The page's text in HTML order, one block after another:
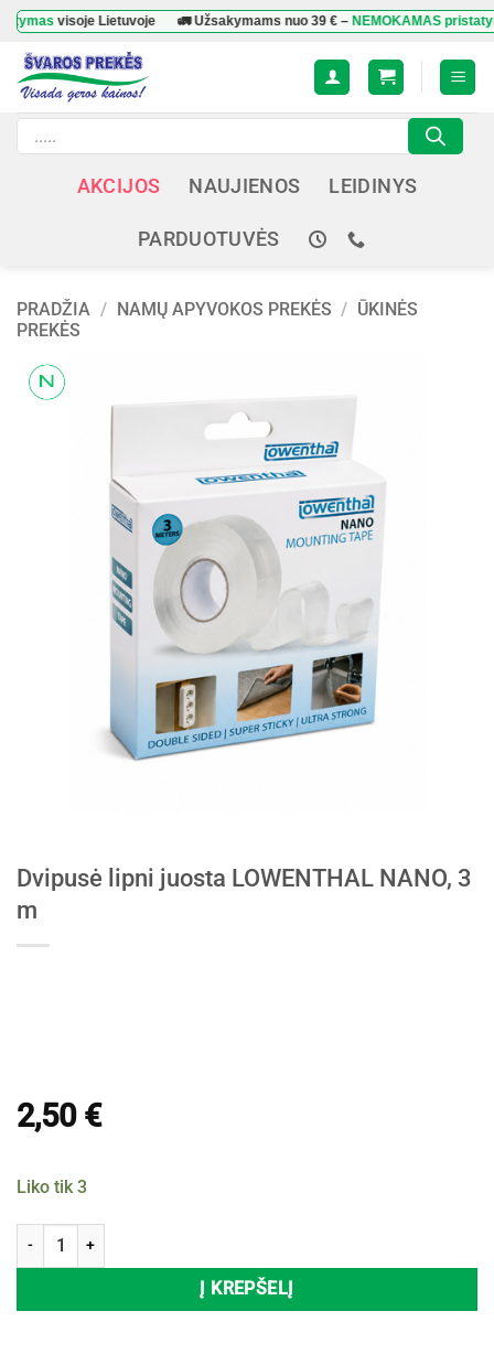
Skip
content
visoje Lietuvoje 🚛 Užsakymams nuo39 €–NEMOKAMAS pristatymas
Products
search
AKCIJOS NAUJIENOS LEIDINYS
PARDUOTUVĖS
PRADŽIA / NAMŲ APYVOKOS PREKĖS / ŪKINĖS
PREKĖS
Dvipusė lipni juosta LOWENTHAL NANO, 3
m
2,50 €
Liko tik 3
produkto kiekis: Dvipusė lipni juosta LOWENTHAL NANO, 3 m
Į KREPŠELĮ